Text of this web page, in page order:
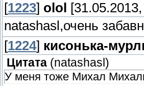
[1223] olol
natashasl,очень
[1224] кисонька-
Цитата (natashasl )
У меня тоже Михал